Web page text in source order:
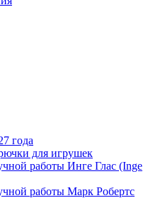
года
для игрушек
работы Инге Глас (Inge
работы Марк Робертс